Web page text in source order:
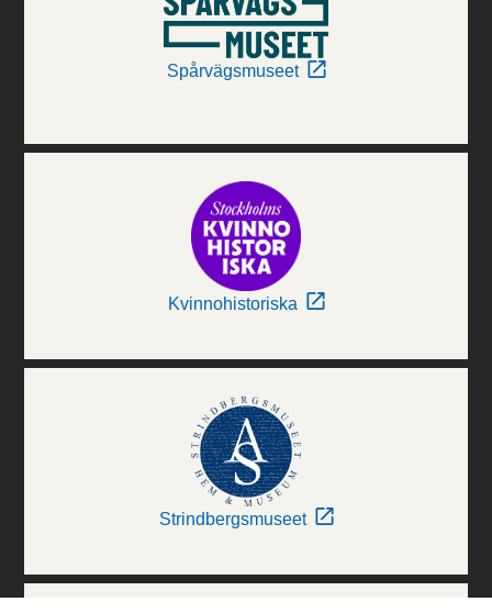
Spårvägsmuseet
Kvinnohistoriska
Strindbergsmuseet